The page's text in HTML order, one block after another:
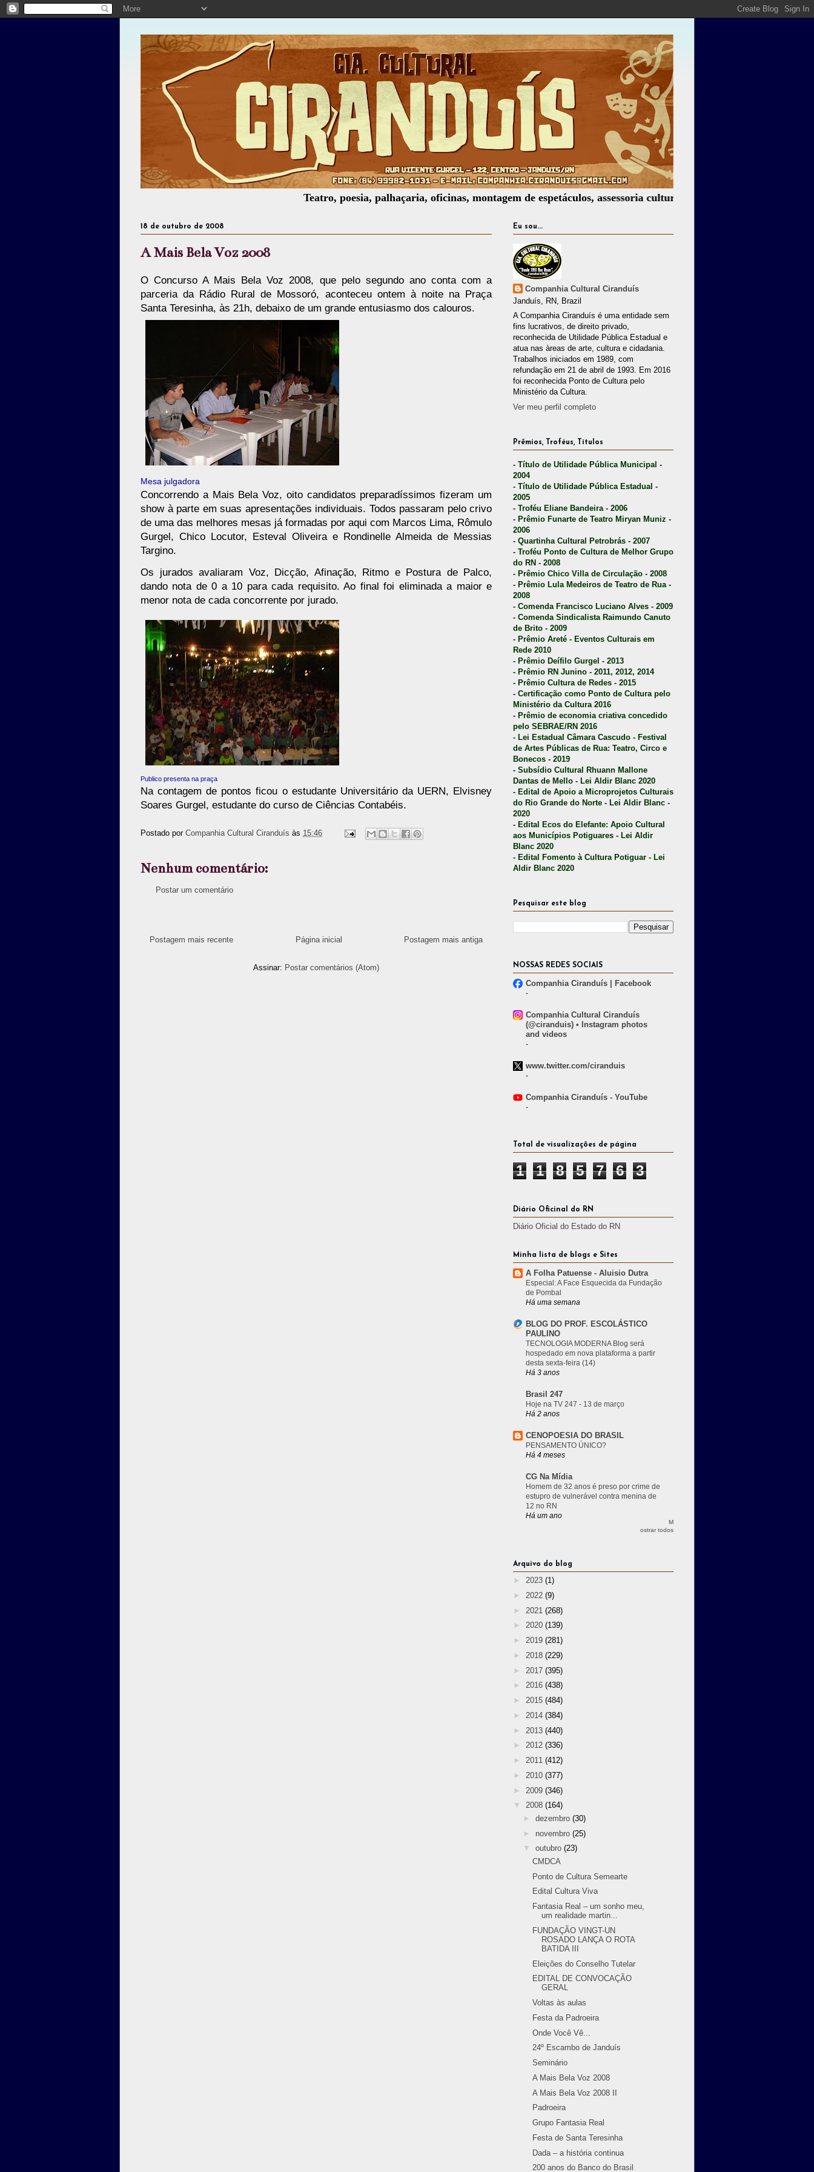
Teatro, poesia, palhaçaria, oficinas, montagem de espetáculos, assessoria cultural, palestras, produção de eventos,
18 de outubro de 2008
A Mais Bela Voz 2008
O Concurso A Mais Bela Voz 2008, que pelo segundo ano conta com a
parceria da Rádio Rural de Mossoró, aconteceu ontem à noite na Praça
Santa Teresinha, às 21h, debaixo de um grande entusiasmo dos calouros.
Mesa julgadora
Concorrendo a Mais Bela Voz, oito candidatos preparadíssimos fizeram um
show à parte em suas apresentações individuais. Todos passaram pelo crivo
de uma das melhores mesas já formadas por aqui com Marcos Lima, Rômulo
Gurgel, Chico Locutor, Esteval Oliveira e Rondinelle Almeida de Messias
Targino.
Os jurados avaliaram Voz, Dicção, Afinação, Ritmo e Postura de Palco,
dando nota de 0 a 10 para cada requisito. Ao final foi eliminada a maior e
menor nota de cada concorrente por jurado.
Publico presenta na praça
Na contagem de pontos ficou o estudante Universitário da UERN, Elvisney
Soares Gurgel, estudante do curso de Ciências Contabéis.
Postado por Companhia Cultural Ciranduís às 15:46
Nenhum comentário:
Postar um comentário
Postagem mais recente Postagem mais antiga
Página inicial
Assinar: Postar comentários (Atom)
Eu sou...
Companhia Cultural Ciranduís
Janduís, RN, Brazil
A Companhia Ciranduís é uma entidade sem
fins lucrativos, de direito privado,
reconhecida de Utilidade Pública Estadual e
atua nas àreas de arte, cultura e cidadania.
Trabalhos iniciados em 1989, com
refundação em 21 de abril de 1993. Em 2016
foi reconhecida Ponto de Cultura pelo
Ministério da Cultura.
Ver meu perfil completo
Prêmios, Troféus, Títulos
- Título de Utilidade Pública Municipal -
2004
- Título de Utilidade Pública Estadual -
2005
- Troféu Eliane Bandeira - 2006
- Prêmio Funarte de Teatro Miryan Muniz -
2006
- Quartinha Cultural Petrobrás - 2007
- Troféu Ponto de Cultura de Melhor Grupo
do RN - 2008
- Prêmio Chico Villa de Circulação - 2008
- Prêmio Lula Medeiros de Teatro de Rua -
2008
- Comenda Francisco Luciano Alves - 2009
- Comenda Sindicalista Raimundo Canuto
de Brito - 2009
- Prêmio Areté - Eventos Culturais em
Rede 2010
- Prêmio Deífilo Gurgel - 2013
- Prêmio RN Junino - 2011, 2012, 2014
- Prêmio Cultura de Redes - 2015
- Certificação como Ponto de Cultura pelo
Ministério da Cultura 2016
- Prêmio de economia criativa concedido
pelo SEBRAE/RN 2016
- Lei Estadual Câmara Cascudo - Festival
de Artes Públicas de Rua: Teatro, Circo e
Bonecos - 2019
- Subsídio Cultural Rhuann Mallone
Dantas de Mello - Lei Aldir Blanc 2020
- Edital de Apoio a Microprojetos Culturais
do Rio Grande do Norte - Lei Aldir Blanc -
2020
- Edital Ecos do Elefante: Apoio Cultural
aos Municípios Potiguares - Lei Aldir
Blanc 2020
- Edital Fomento à Cultura Potiguar - Lei
Aldir Blanc 2020
Pesquisar este blog
NOSSAS REDES SOCIAIS
Companhia Ciranduís | Facebook
-
Companhia Cultural Ciranduís
(@ciranduis) • Instagram photos
and videos
-
www.twitter.com/ciranduis
-
Companhia Ciranduís - YouTube
-
Total de visualizações de página
1 1 8 5 7 6 3
Diário Oficinal do RN
Diário Oficial do Estado do RN
Minha lista de blogs e Sites
A Folha Patuense - Aluisio Dutra
Especial: A Face Esquecida da Fundação
de Pombal
Há uma semana
BLOG DO PROF. ESCOLÁSTICO
PAULINO
TECNOLOGIA MODERNA Blog será
hospedado em nova plataforma a partir
desta sexta-feira (14)
Há 3 anos
Brasil 247
Hoje na TV 247 - 13 de março
Há 2 anos
CENOPOESIA DO BRASIL
PENSAMENTO ÚNICO?
Há 4 meses
CG Na Mídia
Homem de 32 anos é preso por crime de
estupro de vulnerável contra menina de
12 no RN
Há um ano
M
ostrar todos
Arquivo do blog
► 2023 (1)
► 2022 (9)
► 2021 (268)
► 2020 (139)
► 2019 (281)
► 2018 (229)
► 2017 (395)
► 2016 (438)
► 2015 (484)
► 2014 (384)
► 2013 (440)
► 2012 (336)
► 2011 (412)
► 2010 (377)
► 2009 (346)
▼ 2008 (164)
► dezembro (30)
► novembro (25)
▼ outubro (23)
CMDCA
Ponto de Cultura Semearte
Edital Cultura Viva
Fantasia Real – um sonho meu,
um realidade martin...
FUNDAÇÃO VINGT-UN
ROSADO LANÇA O ROTA
BATIDA III
Eleições do Conselho Tutelar
EDITAL DE CONVOCAÇÃO
GERAL
Voltas às aulas
Festa da Padroeira
Onde Você Vê...
24º Escambo de Janduís
Seminário
A Mais Bela Voz 2008
A Mais Bela Voz 2008 II
Padroeira
Grupo Fantasia Real
Festa de Santa Teresinha
Dada – a história continua
200 anos do Banco do Brasil